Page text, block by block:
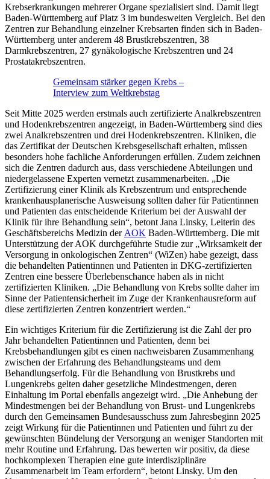
Krebserkrankungen mehrerer Organe spezialisiert sind. Damit liegt
Baden-Württemberg auf Platz 3 im bundesweiten Vergleich. Bei den
Zentren zur Behandlung einzelner Krebsarten finden sich in Baden-
Württemberg unter anderem 48 Brustkrebszentren, 38
Darmkrebszentren, 27 gynäkologische Krebszentren und 24
Prostatakrebszentren.
Gemeinsam stärker gegen Krebs –
Interview zum Weltkrebstag
Seit Mitte 2025 werden erstmals auch zertifizierte Analkrebszentren
und Hodenkrebszentren angezeigt, in Baden-Württemberg sind dies
zwei Analkrebszentren und drei Hodenkrebszentren. Kliniken, die
das Zertifikat der Deutschen Krebsgesellschaft erhalten, müssen
besonders hohe fachliche Anforderungen erfüllen. Zudem zeichnen
sich die Zentren dadurch aus, dass verschiedene Abteilungen und
niedergelassene Experten vernetzt zusammenarbeiten. „Die
Zertifizierung einer Klinik als Krebszentrum und entsprechende
krankenhausplanerische Ausweisung sollten daher für Patientinnen
und Patienten das entscheidende Kriterium bei der Auswahl der
Klinik für ihre Behandlung sein“, betont Jana Linsky, Leiterin des
Geschäftsbereichs Medizin der AOK Baden-Württemberg. Die mit
Unterstützung der AOK durchgeführte Studie zur „Wirksamkeit der
Versorgung in onkologischen Zentren“ (WiZen) habe gezeigt, dass
die behandelten Patientinnen und Patienten in DKG-zertifizierten
Zentren eine bessere Überlebenschance haben als in nicht
zertifizierten Kliniken. „Die Behandlung von Krebs sollte daher im
Sinne der Patientensicherheit im Zuge der Krankenhausreform auf
diese zertifizierten Zentren konzentriert werden.“
Ein wichtiges Kriterium für die Zertifizierung ist die Zahl der pro
Jahr behandelten Patientinnen und Patienten, denn bei
Krebsbehandlungen gibt es einen nachweisbaren Zusammenhang
zwischen der Erfahrung des Behandlungsteams und dem
Behandlungserfolg. Für die Behandlung von Brustkrebs und
Lungenkrebs gelten daher gesetzliche Mindestmengen, deren
Einhaltung im Portal ebenfalls angezeigt wird. „Die Anhebung der
Mindestmengen bei der Behandlung von Brust- und Lungenkrebs
durch den Gemeinsamen Bundesausschuss zum Jahresbeginn 2025
zeigt Wirkung für die Patientinnen und Patienten und führt zu der
gewünschten Bündelung der Versorgung an weniger Standorten mit
mehr Routine und Erfahrung. Das bewerten wir positiv, da diese
hochkomplexen Therapien eine gute interdisziplinäre
Zusammenarbeit im Team erfordern“, betont Linsky. Um den